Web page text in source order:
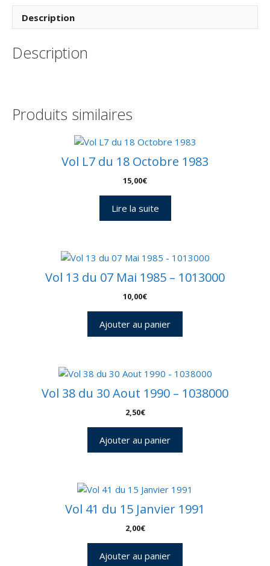
du
-
58
-
Description
Description
Produits similaires
Vol L7 du 18 Octobre 1983
15,00€
Lire la suite
Vol 13 du 07 Mai 1985 – 1013000
10,00€
Ajouter au panier
Vol 38 du 30 Aout 1990 – 1038000
2,50€
Ajouter au panier
Vol 41 du 15 Janvier 1991
2,00€
Ajouter au panier